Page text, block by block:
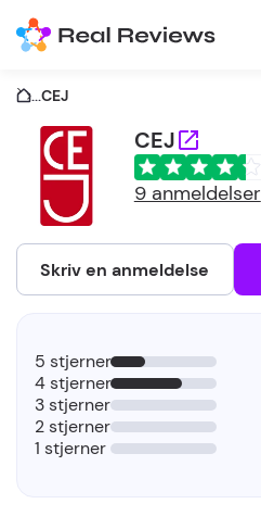
...CEJ
CEJ
9 anmeldelser
Skriv en anmeldelse
5 stjerner
4 stjerner
3 stjerner
2 stjerner
1 stjerner